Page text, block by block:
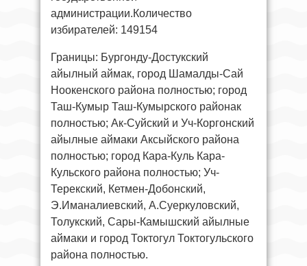
администрации.Количество
избирателей: 149154
Границы: Бургонду-Достукский
айылный аймак, город Шамалды-Сай
Ноокенского района полностью; город
Таш-Кумыр Таш-Кумырского районак
полностью; Ак-Суйский и Уч-Коргонский
айылные аймаки Аксыйского района
полностью; город Кара-Куль Кара-
Кульского района полностью; Уч-
Терекский, Кетмен-Добонский,
Э.Иманалиевский, А.Суеркуловский,
Толукский, Сары-Камышский айылные
аймаки и город Токтогул Токтогульского
района полностью.